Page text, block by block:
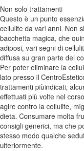
Non solo trattamenti
Questo è un punto
cellulite da vari anni. Non
bacchetta magica, che
adiposi, vari segni di
diffusa su gran parte del
Per poter eliminare la
lato presso il
trattamenti piùindicati,
effettuati più volte nel
agire contro la cellulite,
dieta. Consumare molta
consigli generici, ma che
stesso modo qualche
ulteriormente.